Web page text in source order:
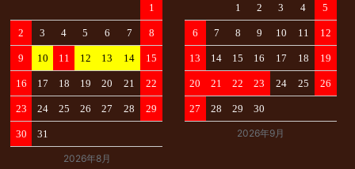
メ
デ
ィ
ア
実
績・
受
2026年8月
1
2 3 4 5 6 7 8
9 10 11 12 13 14 15
16 17 18 19 20 21 22
23 24 25 26 27 28 29
30 31 2026年9月
1 2 3 4 5
6 7 8 9 10 11 12
13 14 15 16 17 18 19
20 21 22 23 24 25 26
27 28 29 30